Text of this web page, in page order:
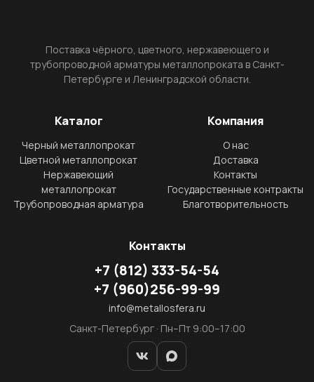
Поставка чёрного, цветного, нержавеющего и
трубопроводной арматуры металлопроката в Санкт-
Петербурге и Ленинградской области.
Каталог
Черный металлопрокат
Цветной металлопрокат
Нержавеющий
металлопрокат
Трубопроводная арматура
Компания
О нас
Доставка
Контакты
Государственные контракты
Благотворительность
Контакты
+7 (812) 333-54-54
+7 (960)256-99-99
info@metallosfera.ru
Санкт-Петербург · Пн–Пт 9:00–17:00